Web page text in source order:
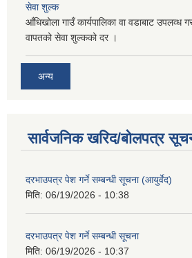
सेवा शुल्क
आँधिखोला गाउँ कार्यपालिका वा वडाबाट उपलव्ध
वापतको सेवा शुल्कको दर ।
अन्य
सार्वजनिक खरिद/बोलपत्र
दरभाउपत्र पेश गर्ने सम्बन्धी सूचना (आयुर्वेद)
मिति: 06/19/2026 - 10:38
दरभाउपत्र पेश गर्ने सम्बन्धी सूचना
मिति: 06/19/2026 - 10:37